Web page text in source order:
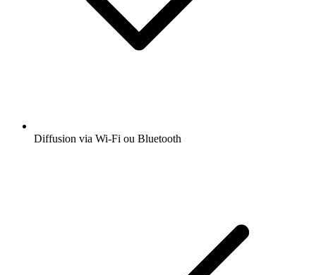
Diffusion via Wi-Fi ou Bluetooth